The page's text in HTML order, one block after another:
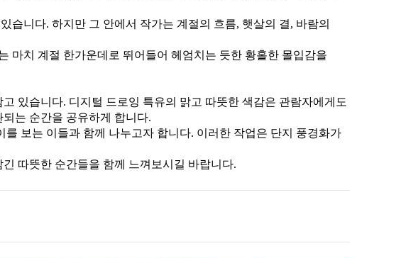
습니다. 하지만 그 안에서 작가는 계절의 흐름, 햇살의 결, 바람의
마치 계절 한가운데로 뛰어들어 헤엄치는 듯한 황홀한 몰입감을
고 있습니다. 디지털 드로잉 특유의 맑고 따뜻한 색감은 관람자에게도
는 순간을 공유하게 합니다.
를 보는 이들과 함께 나누고자 합니다. 이러한 작업은 단지 풍경화가
긴 따뜻한 순간들을 함께 느껴보시길 바랍니다.